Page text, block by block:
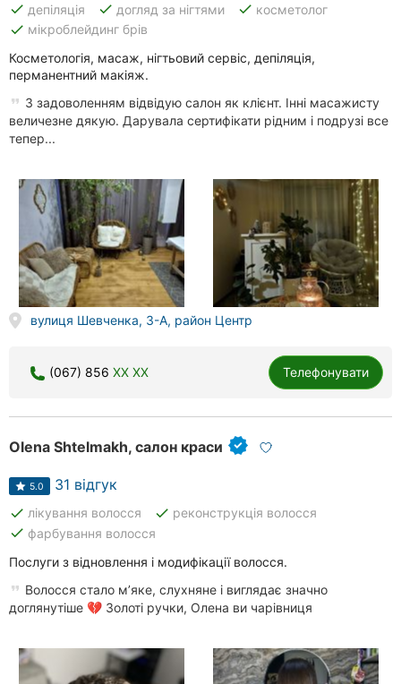
done депіляція done догляд за нігтями done косметолог
done мікроблейдинг брів
Косметологія, масаж, нігтьовий сервіс, депіляція,
перманентний макіяж.
З задоволенням відвідую салон як клієнт. Інні масажисту
величезне дякую. Дарувала сертифікати рідним і подрузі все
тепер...
вулиця Шевченка, 3-А, район Центр
(067) 856 XX XX Телефонувати
Olena Shtelmakh, салон краси
5.0 31 відгук
done лікування волосся done реконструкція волосся
done фарбування волосся
Послуги з відновлення і модифікації волосся.
Волосся стало м’яке, слухняне і виглядає значно
доглянутіше 💔 Золоті ручки, Олена ви чарівниця